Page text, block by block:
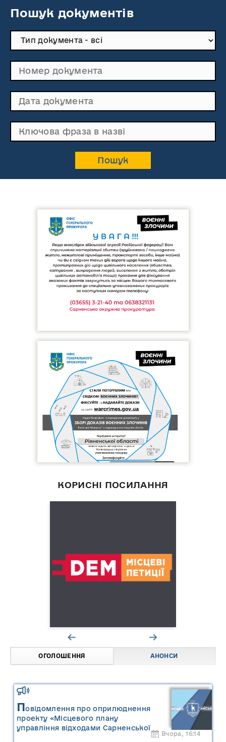
Пошук документів
КОРИСНІ ПОСИЛАННЯ
ОГОЛОШЕННЯ АНОНСИ
Повідомлення про оприлюднення
проекту «Місцевого плану
управління відходами Сарненської
міської територіальної громади» та
Вчора, 16:14